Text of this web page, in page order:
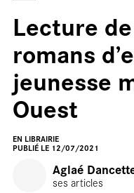
Lecture
romans
jeunesse
Ouest
EN LIBRAIRIE
PUBLIÉ LE 12/07/2021
Aglaé
ses articles